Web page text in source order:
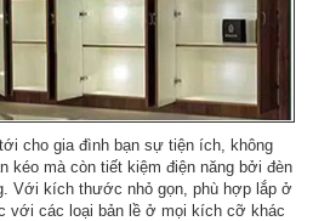
cho gia đình bạn sự tiện ích, không
kéo mà còn tiết kiệm điện năng bởi đèn
Với kích thước nhỏ gọn, phù hợp lắp ở
với các loại bản lề ở mọi kích cỡ khác